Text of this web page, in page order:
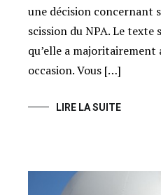
une décision concernant
scission du NPA. Le
qu’elle a majoritairement
occasion. Vous […]
LIRE LA SUITE